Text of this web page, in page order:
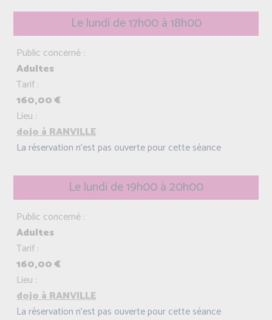
Le lundi de 17h00 à 18h00
Public concerné :
Adultes
Tarif :
160,00 €
Lieu :
dojo à RANVILLE
La réservation n'est pas ouverte pour cette séance
Le lundi de 19h00 à 20h00
Public concerné :
Adultes
Tarif :
160,00 €
Lieu :
dojo à RANVILLE
La réservation n'est pas ouverte pour cette séance